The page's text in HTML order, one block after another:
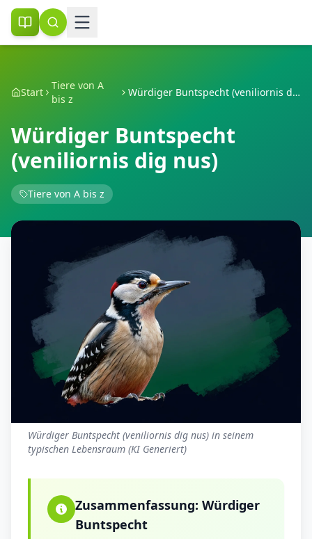
Start
Tiere von A
bis z
Würdiger Buntspecht (veniliornis dig nus)
Würdiger Buntspecht
(veniliornis dig nus)
Tiere von A bis z
Würdiger Buntspecht (veniliornis dig nus) in seinem
typischen Lebensraum (KI Generiert)
Zusammenfassung: Würdiger
Buntspecht